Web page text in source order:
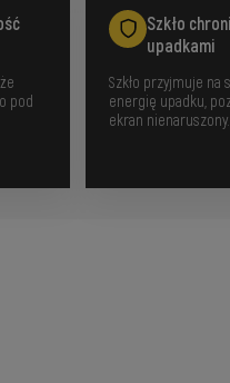
pod
Szkło
upadkami
Szkło przyjmuje na
energię upadku,
ekran nienaruszony.